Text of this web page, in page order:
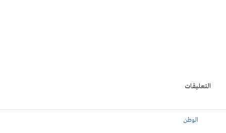
التعليقات
الوطن